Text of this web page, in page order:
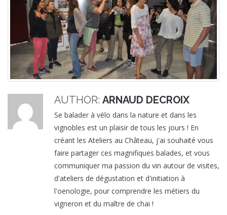
AUTHOR: ARNAUD DECROIX
Se balader à vélo dans la nature et dans les
vignobles est un plaisir de tous les jours ! En
créant les Ateliers au Château, j'ai souhaité vous
faire partager ces magnifiques balades, et vous
communiquer ma passion du vin autour de visites,
d'ateliers de dégustation et d'initiation à
l'oenologie, pour comprendre les métiers du
vigneron et du maître de chai !